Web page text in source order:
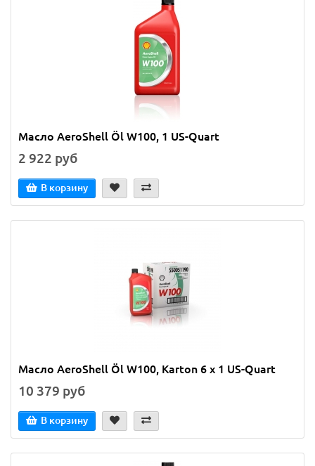
Масло AeroShell Öl W100, 1 US-Quart
2 922 руб
В корзину
Масло AeroShell Öl W100, Karton 6 x 1 US-Quart
10 379 руб
В корзину